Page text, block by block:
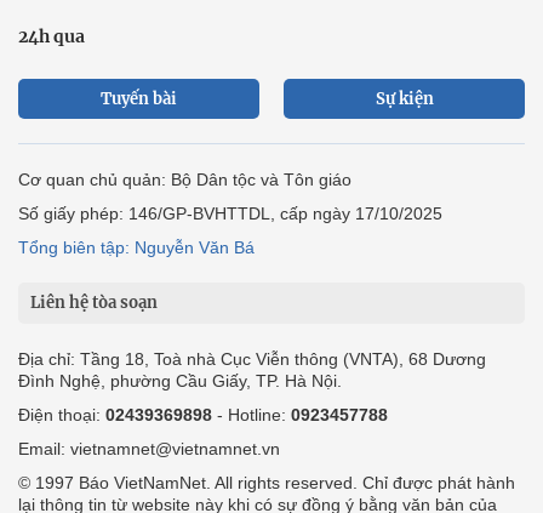
24h qua
Tuyến bài Sự kiện
Cơ quan chủ quản: Bộ Dân tộc và Tôn giáo
Số giấy phép: 146/GP-BVHTTDL, cấp ngày 17/10/2025
Tổng biên tập: Nguyễn Văn Bá
Liên hệ tòa soạn
Địa chỉ: Tầng 18, Toà nhà Cục Viễn thông (VNTA), 68 Dương
Đình Nghệ, phường Cầu Giấy, TP. Hà Nội.
Điện thoại: 02439369898 - Hotline: 0923457788
Email: vietnamnet@vietnamnet.vn
© 1997 Báo VietNamNet. All rights reserved. Chỉ được phát hành
lại thông tin từ website này khi có sự đồng ý bằng văn bản của